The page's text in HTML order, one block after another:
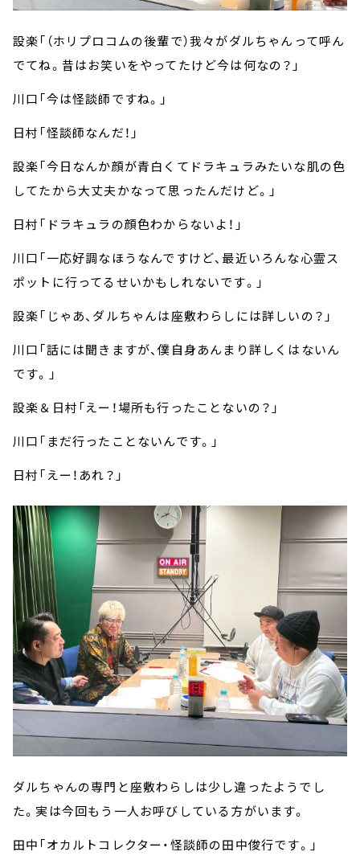
設楽「（ホリプロコムの後輩で）我々がダルちゃんって呼ん
でてね。昔はお笑いをやってたけど今は何なの？」
川口「今は怪談師ですね。」
日村「怪談師なんだ！」
設楽「今日なんか顔が青白くてドラキュラみたいな肌の色
してたから大丈夫かなって思ったんだけど。」
日村「ドラキュラの顔色わからないよ！」
川口「一応好調なほうなんですけど、最近いろんな心霊ス
ポットに行ってるせいかもしれないです。」
設楽「じゃあ、ダルちゃんは座敷わらしには詳しいの？」
川口「話には聞きますが、僕自身あんまり詳しくはないん
です。」
設楽＆日村「えー！場所も行ったことないの？」
川口「まだ行ったことないんです。」
日村「えー！あれ？」
ダルちゃんの専門と座敷わらしは少し違ったようでし
た。実は今回もう一人お呼びしている方がいます。
田中「オカルトコレクター・怪談師の田中俊行です。」